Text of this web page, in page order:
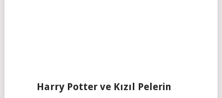
Harry Potter ve Kızıl Pelerin